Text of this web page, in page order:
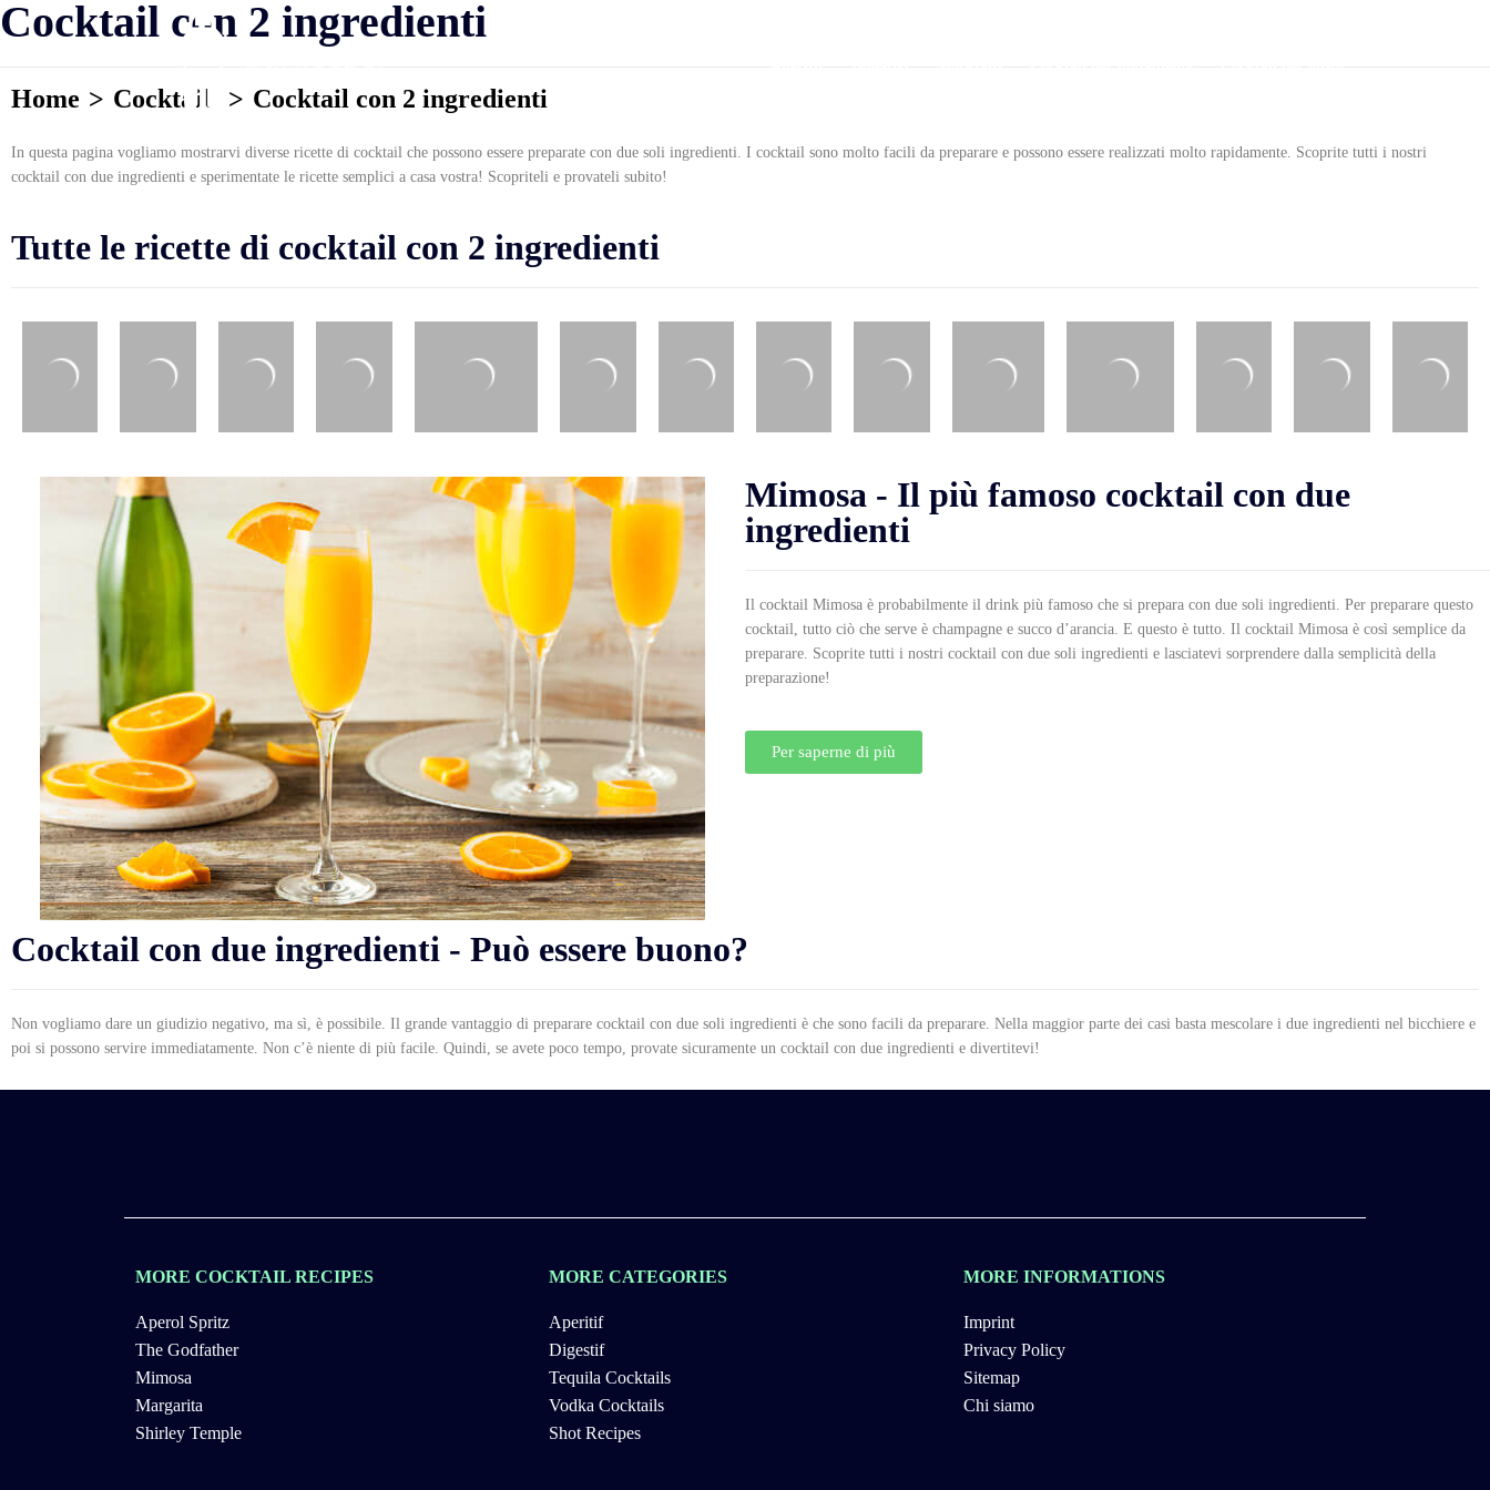
Cocktail con 2 ingredienti
Home Cocktails Cocktail con 2 ingredienti
In questa pagina vogliamo mostrarvi diverse ricette di cocktail che possono essere preparate con due soli ingredienti. I cocktail sono molto facili da preparare e possono essere realizzati molto rapidamente. Scoprite tutti i nostri
cocktail con due ingredienti e sperimentate le ricette semplici a casa vostra! Scopriteli e provateli subito!
Tutte le ricette di cocktail con 2 ingredienti
Mimosa - Il più famoso cocktail con due
ingredienti
Il cocktail Mimosa è probabilmente il drink più famoso che si prepara con due soli ingredienti. Per preparare questo
cocktail, tutto ciò che serve è champagne e succo d’arancia. E questo è tutto. Il cocktail Mimosa è così semplice da
preparare. Scoprite tutti i nostri cocktail con due soli ingredienti e lasciatevi sorprendere dalla semplicità della
preparazione!
Per saperne di più
Cocktail con due ingredienti - Può essere buono?
Non vogliamo dare un giudizio negativo, ma sì, è possibile. Il grande vantaggio di preparare cocktail con due soli ingredienti è che sono facili da preparare. Nella maggior parte dei casi basta mescolare i due ingredienti nel bicchiere e
poi si possono servire immediatamente. Non c’è niente di più facile. Quindi, se avete poco tempo, provate sicuramente un cocktail con due ingredienti e divertitevi!
MORE COCKTAIL RECIPES
Aperol Spritz
The Godfather
Mimosa
Margarita
Shirley Temple
MORE CATEGORIES
Aperitif
Digestif
Tequila Cocktails
Vodka Cocktails
Shot Recipes
MORE INFORMATIONS
Imprint
Privacy Policy
Sitemap
Chi siamo